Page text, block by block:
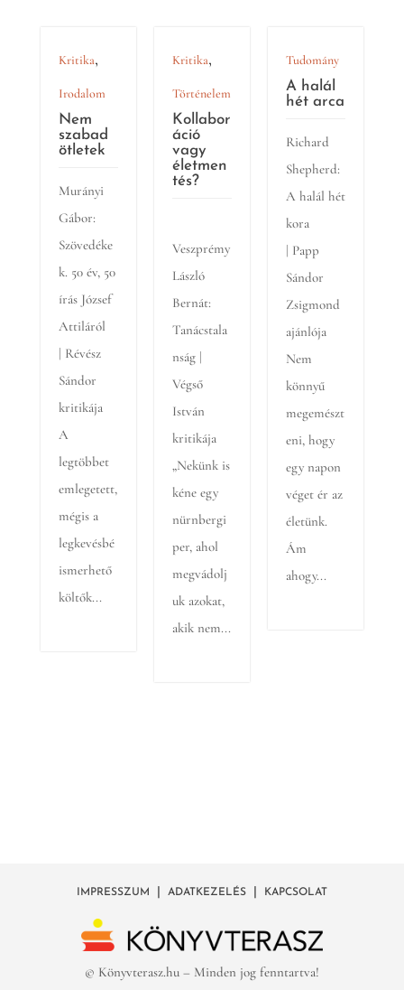
Kritika,
Irodalom
Nem
szabad
ötletek
Murányi
Gábor:
Szövedéke
k. 50 év, 50
írás József
Attiláról
| Révész
Sándor
kritikája
A
legtöbbet
emlegetett,
mégis a
legkevésbé
ismerhető
költők...
Kritika,
Történelem
Kollabor
áció
vagy
életmen
tés?
Veszprémy
László
Bernát:
Tanácstala
nság |
Végső
István
kritikája
„Nekünk is
kéne egy
nürnbergi
per, ahol
megvádolj
uk azokat,
akik nem...
Tudomány
A halál
hét arca
Richard
Shepherd:
A halál hét
kora
| Papp
Sándor
Zsigmond
ajánlója
Nem
könnyű
megemészt
eni, hogy
egy napon
véget ér az
életünk.
Ám
ahogy...
IMPRESSZUM ADATKEZELÉS| KAPCSOLAT
© Könyvterasz.hu – Minden jog fenntartva!